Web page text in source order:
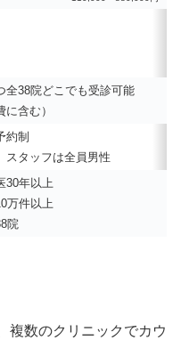
全38院どこでも受診可能
に含む）
約制
スタッフは全員男性
30年以上
万件以上
院
複数のクリニックでカウ